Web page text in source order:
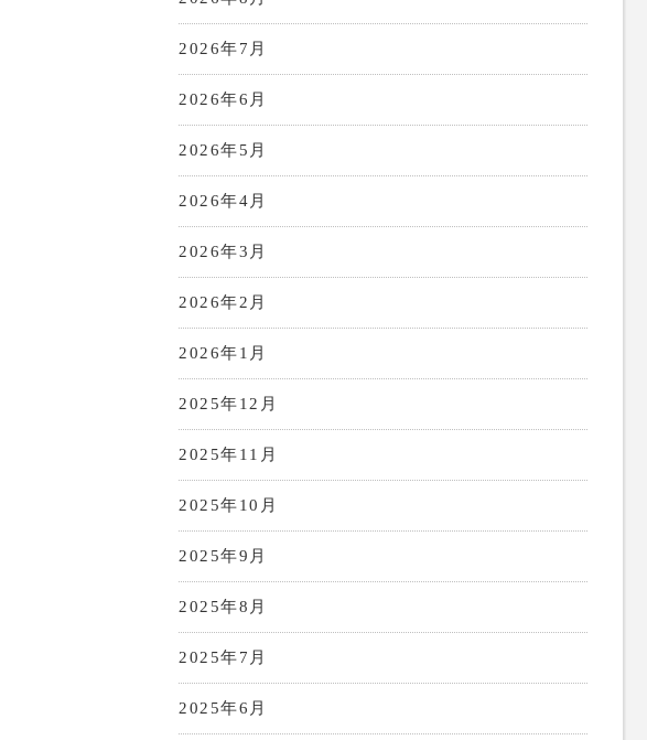
2026年7月
2026年6月
2026年5月
2026年4月
2026年3月
2026年2月
2026年1月
2025年12月
2025年11月
2025年10月
2025年9月
2025年8月
2025年7月
2025年6月